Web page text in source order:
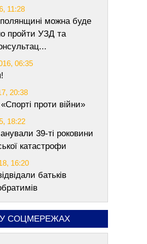
11:28
можна буде
пройти УЗД та
06:35
20:38
проти війни»
18:22
39-ті роковини
катастрофи
16:20
батьків
СОЦМЕРЕЖАХ